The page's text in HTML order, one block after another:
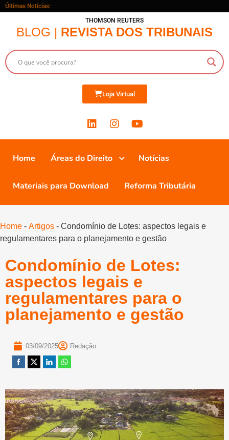
Últimas Notícias:
THOMSON REUTERS
BLOG | REVISTA DOS TRIBUNAIS
Loja Virtual
Home Áreas do Direito Notícias
Materiais para Download Reforma Tributária
Home - Artigos - Condomínio de Lotes: aspectos legais e
regulamentares para o planejamento e gestão
Condomínio de Lotes:
aspectos legais e
regulamentares para o
planejamento e gestão
03/09/2025 Redação